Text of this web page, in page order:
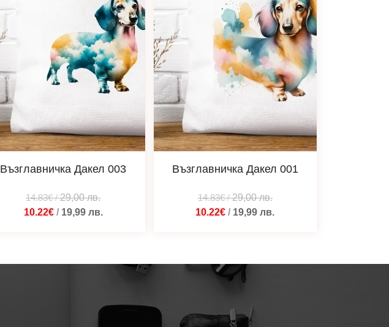
Възглавничка Дакел 003
14.83€/29,00лв.
10.22€/ 19,99 лв.
Възглавничка Дакел 001
14.83€/29,00лв.
10.22€ / 19,99лв.